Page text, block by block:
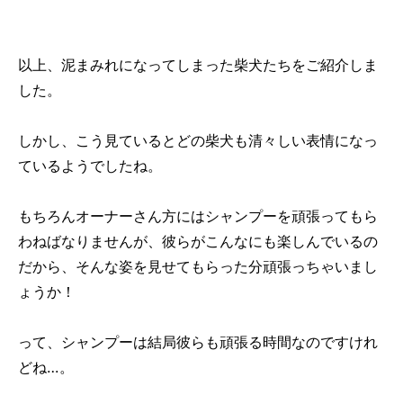
以上、泥まみれになってしまった柴犬たちをご紹介しま
した。
しかし、こう見ているとどの柴犬も清々しい表情になっ
ているようでしたね。
もちろんオーナーさん方にはシャンプーを頑張ってもら
わねばなりませんが、彼らがこんなにも楽しんでいるの
だから、そんな姿を見せてもらった分頑張っちゃいまし
ょうか！
って、シャンプーは結局彼らも頑張る時間なのですけれ
どね…。